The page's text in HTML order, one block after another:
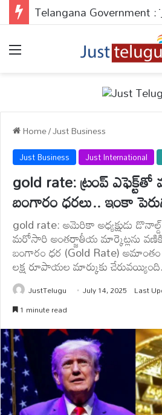
Home/Just Business
Just Business Just International
gold rate: ట్రంప్ ఎఫెక్ట్‌తో
బంగారం ధరలు.. ఇంకా
gold rate: అమెరికా అధ్యక్షుడు
మరోసారి అంతర్జాతీయ మార్కెట్లను
బంగారం ధర (Gold Rate)
లక్ష రూపాయల మార్కుకు చేరువయ్యింది.
JustTelugu July 14, 2025 Last
1 minute read